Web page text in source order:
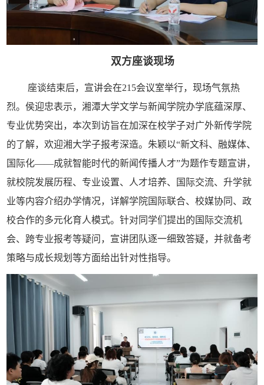
双方座谈现场
座谈结束后，宣讲会在215会议室举行，现场气氛热
烈。侯迎忠表示，湘潭大学文学与新闻学院办学底蕴深厚、
专业优势突出，本次到访旨在加深在校学子对广外新传学院
的了解，欢迎湘大学子报考深造。朱颖以“新文科、融媒体、
国际化——成就智能时代的新闻传播人才”为题作专题宣讲，
就校院发展历程、专业设置、人才培养、国际交流、升学就
业等内容介绍办学情况，详解学院国际联合、校媒协同、政
校合作的多元化育人模式。针对同学们提出的国际交流机
会、跨专业报考等疑问，宣讲团队逐一细致答疑，并就备考
策略与成长规划等方面给出针对性指导。